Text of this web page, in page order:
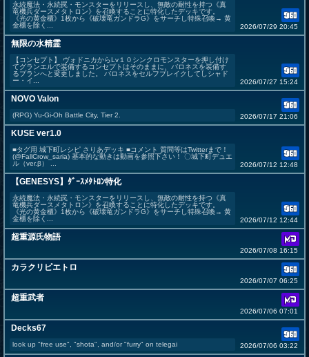
永続魔法・永続罠・モンスターをリリースし、無敵の耐性を持つ《真
竜機兵ダースメタトロン》を召喚することに特化したデッキです。
《光の黄金櫃》1枚から《破壊竜ガンドラG》をサーチし特殊召喚→ 黄
金櫃を除く...
2026/07/29 20:45
無限の水精霊
【コンセプト】 ヴォドニカからLv１０シンクロモンスターを押し付け
てグランエルで装備するコンセプトはそのままに、バロネスを装備す
るプランへと変更しました。 バロネスをセルフブレイクしてしシャド
ー・イ...
2026/07/27 15:24
NOVO Valon
(RPG) Yu-Gi-Oh Battle City, Tier 2. 2026/07/17 21:06
KUSE ver1.0
■タグ用 城下町レシピ さりあデッキ ■コメント 質問等はTwitterまで！
(@FallCrow_saria) 基本的な動きは動画を参照下さい！ 〇城下町デュエ
ル（ver.β） ...
2026/07/12 12:48
【GENESYS】ﾀﾞｰｽﾒﾀﾄﾛﾝ特化
永続魔法・永続罠・モンスターをリリースし、無敵の耐性を持つ《真
竜機兵ダースメタトロン》を召喚することに特化したデッキです。
《光の黄金櫃》1枚から《破壊竜ガンドラG》をサーチし特殊召喚→ 黄
金櫃を除く...
2026/07/12 12:44
超重源氏物語
2026/07/08 16:15
カラクリピエトロ
2026/07/07 06:25
超重武者
2026/07/06 07:01
Decks67
look up "free use", "shota", and/or "furry" on telegai 2026/07/06 03:22